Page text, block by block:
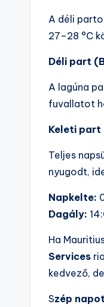
A déli
27–28 °C
Déli part
A lagúna
fuvallatot
Keleti part
Teljes
nyugodt,
Napkelte:
Dagály:
Ha
Services
kedvező,
Szép